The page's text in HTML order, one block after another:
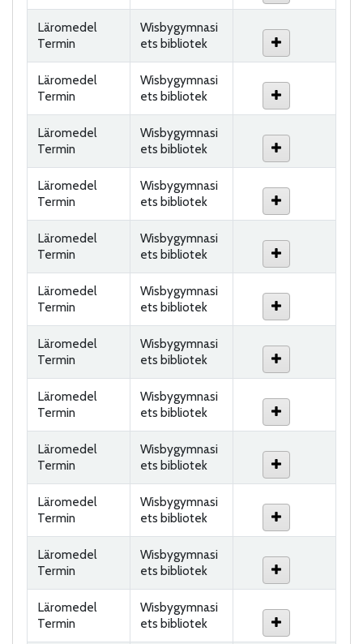
Läromedel
Termin
Wisbygymnasi
ets bibliotek
Läromedel
Termin
Wisbygymnasi
ets bibliotek
Läromedel
Termin
Wisbygymnasi
ets bibliotek
Läromedel
Termin
Wisbygymnasi
ets bibliotek
Läromedel
Termin
Wisbygymnasi
ets bibliotek
Läromedel
Termin
Wisbygymnasi
ets bibliotek
Läromedel
Termin
Wisbygymnasi
ets bibliotek
Läromedel
Termin
Wisbygymnasi
ets bibliotek
Läromedel
Termin
Wisbygymnasi
ets bibliotek
Läromedel
Termin
Wisbygymnasi
ets bibliotek
Läromedel
Termin
Wisbygymnasi
ets bibliotek
Läromedel
Termin
Wisbygymnasi
ets bibliotek